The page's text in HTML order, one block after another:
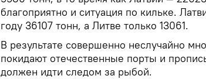
благоприятно и ситуация по кильке.
году 36107 тонн, а Литве только 13061.
В результате совершенно неслучайно
покидают отечественные порты и
должен идти следом за рыбой.